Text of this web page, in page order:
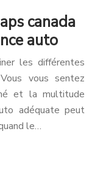
canada
auto
les différentes
vous sentez
et la multitude
adéquate peut
le…